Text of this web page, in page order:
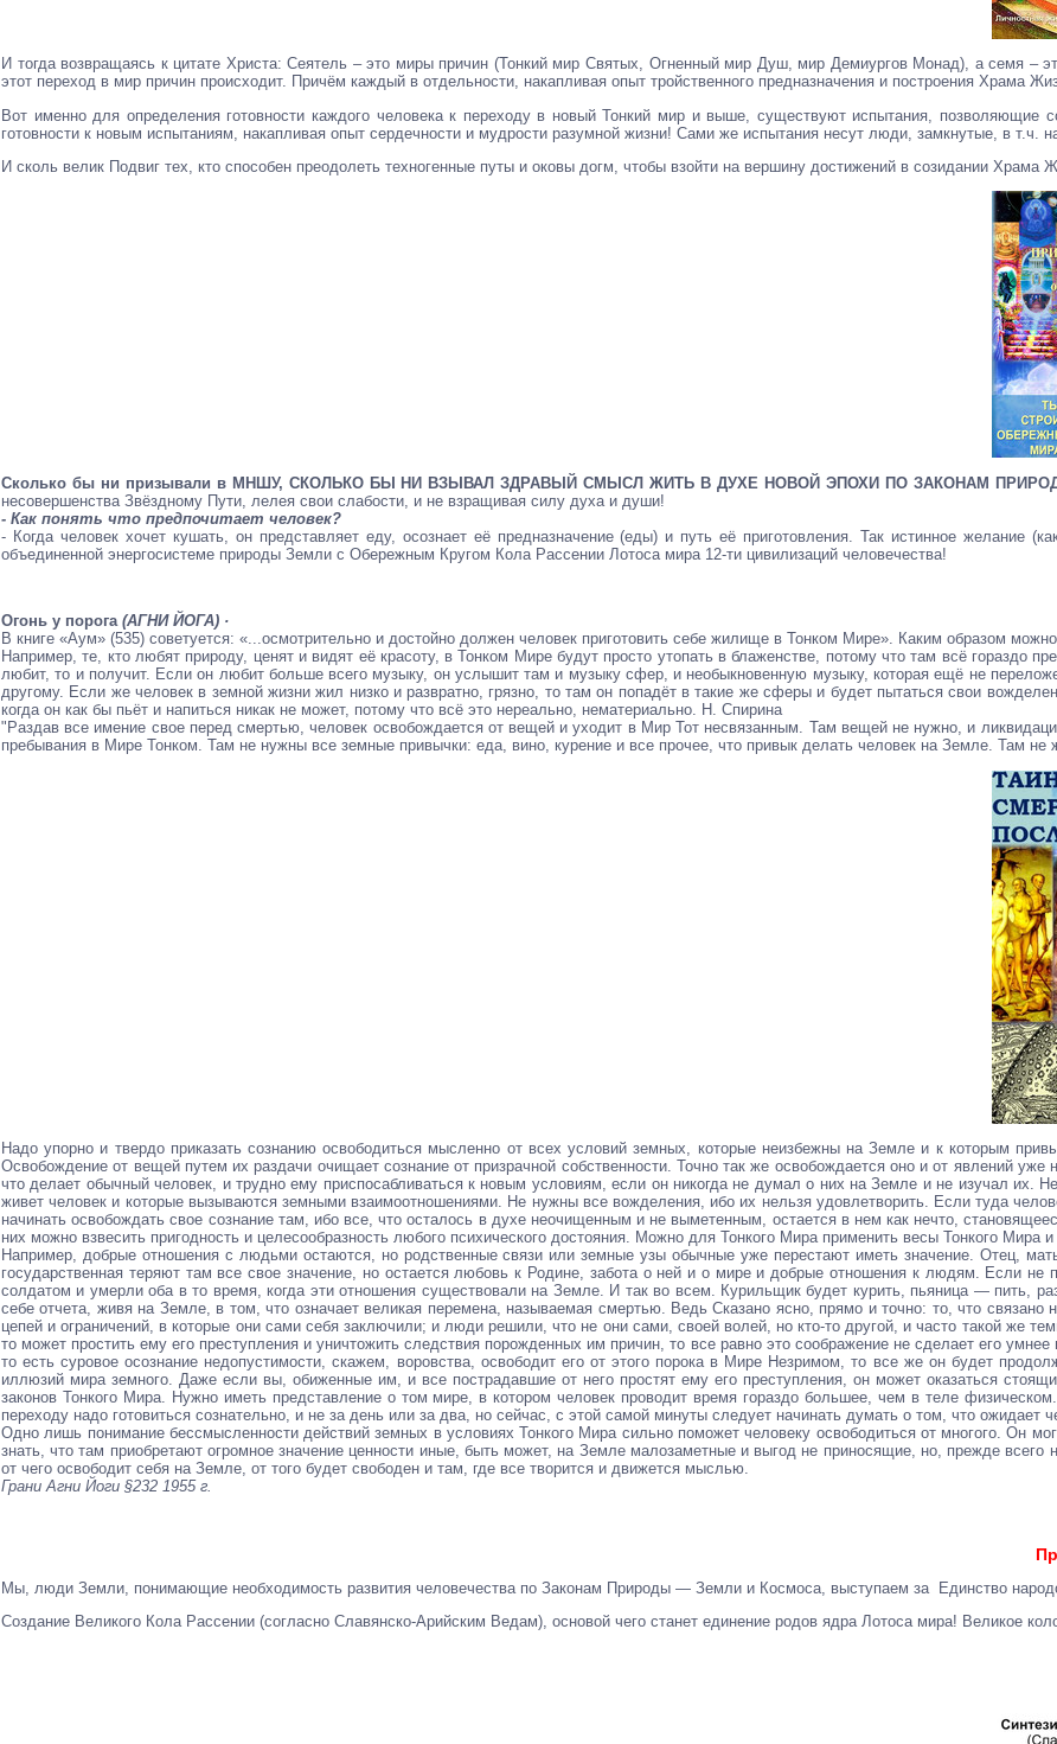
И тогда возвращаясь к цитате Христа: Сеятель – это миры причин (Тонкий мир Святых, Огненный мир Душ, мир Демиургов Монад), а семя –
этот переход в мир причин происходит. Причём каждый в отдельности, накапливая опыт тройственного предназначения и построения Храма
Вот именно для определения готовности каждого человека к переходу в новый Тонкий мир и выше, существуют испытания, позволяющие
готовности к новым испытаниям, накапливая опыт сердечности и мудрости разумной жизни! Сами же испытания несут люди, замкнутые, в т.ч.
И сколь велик Подвиг тех, кто способен преодолеть техногенные путы и оковы догм, чтобы взойти на вершину достижений в созидании
Сколько бы ни призывали в МНШУ, СКОЛЬКО БЫ НИ ВЗЫВАЛ ЗДРАВЫЙ СМЫСЛ ЖИТЬ В ДУХЕ НОВОЙ ЭПОХИ ПО ЗАКОНАМ
несовершенства Звёздному Пути, лелея свои слабости, и не взращивая силу духа и души!
- Как понять что предпочитает человек?
- Когда человек хочет кушать, он представляет еду, осознает её предназначение (еды) и путь её приготовления. Так истинное
объединенной энергосистеме природы Земли с Обережным Кругом Кола Рассении Лотоса мира 12-ти цивилизаций человечества!
Огонь у порога (АГНИ ЙОГА) ·
В книге «Аум» (535) советуется: «...осмотрительно и достойно должен человек приготовить себе жилище в Тонком Мире». Каким образом
Например, те, кто любят природу, ценят и видят её красоту, в Тонком Мире будут просто утопать в блаженстве, потому что там всё
любит, то и получит. Если он любит больше всего музыку, он услышит там и музыку сфер, и необыкновенную музыку, которая ещё не
другому. Если же человек в земной жизни жил низко и развратно, грязно, то там он попадёт в такие же сферы и будет пытаться свои
когда он как бы пьёт и напиться никак не может, потому что всё это нереально, нематериально. Н. Спирина
"Раздав все имение свое перед смертью, человек освобождается от вещей и уходит в Мир Тот несвязанным. Там вещей не нужно, и
пребывания в Мире Тонком. Там не нужны все земные привычки: еда, вино, курение и все прочее, что привык делать человек на Земле. Там
Надо упорно и твердо приказать сознанию освободиться мысленно от всех условий земных, которые неизбежны на Земле и к которым
Освобождение от вещей путем их раздачи очищает сознание от призрачной собственности. Точно так же освобождается оно и от явлений
что делает обычный человек, и трудно ему приспосабливаться к новым условиям, если он никогда не думал о них на Земле и не изучал
живет человек и которые вызываются земными взаимоотношениями. Не нужны все вожделения, ибо их нельзя удовлетворить. Если туда
начинать освобождать свое сознание там, ибо все, что осталось в духе неочищенным и не выметенным, остается в нем как нечто,
них можно взвесить пригодность и целесообразность любого психического достояния. Можно для Тонкого Мира применить весы Тонкого
Например, добрые отношения с людьми остаются, но родственные связи или земные узы обычные уже перестают иметь значение. Отец,
государственная теряют там все свое значение, но остается любовь к Родине, забота о ней и о мире и добрые отношения к людям. Если
солдатом и умерли оба в то время, когда эти отношения существовали на Земле. И так во всем. Курильщик будет курить, пьяница — пить,
себе отчета, живя на Земле, в том, что означает великая перемена, называемая смертью. Ведь Сказано ясно, прямо и точно: то, что
цепей и ограничений, в которые они сами себя заключили; и люди решили, что не они сами, своей волей, но кто-то другой, и часто такой же
то может простить ему его преступления и уничтожить следствия порожденных им причин, то все равно это соображение не сделает его
то есть суровое осознание недопустимости, скажем, воровства, освободит его от этого порока в Мире Незримом, то все же он будет
иллюзий мира земного. Даже если вы, обиженные им, и все пострадавшие от него простят ему его преступления, он может оказаться
законов Тонкого Мира. Нужно иметь представление о том мире, в котором человек проводит время гораздо большее, чем в теле
переходу надо готовиться сознательно, и не за день или за два, но сейчас, с этой самой минуты следует начинать думать о том, что ожидает
Одно лишь понимание бессмысленности действий земных в условиях Тонкого Мира сильно поможет человеку освободиться от многого.
знать, что там приобретают огромное значение ценности иные, быть может, на Земле малозаметные и выгод не приносящие, но, прежде
от чего освободит себя на Земле, от того будет свободен и там, где все творится и движется мыслью.
Грани Агни Йоги §232 1955 г.
Мы, люди Земли, понимающие необходимость развития человечества по Законам Природы — Земли и Космоса, выступаем за Единство
Создание Великого Кола Рассении (согласно Славянско-Арийским Ведам), основой чего станет единение родов ядра Лотоса мира! Великое